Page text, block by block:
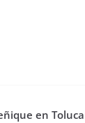
en Toluca